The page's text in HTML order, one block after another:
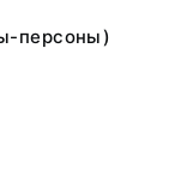
персоны)